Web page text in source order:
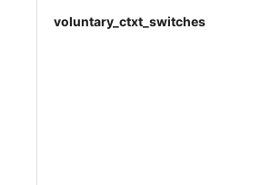
voluntary_ctxt_switches